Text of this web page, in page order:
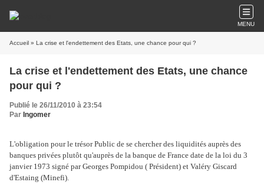
MENU
Accueil » La crise et l'endettement des Etats, une chance pour qui ?
La crise et l'endettement des Etats, une chance
pour qui ?
Publié le 26/11/2010 à 23:54
Par Ingomer
L'obligation pour le trésor Public de se chercher des liquidités auprès des
banques privées plutôt qu'auprès de la banque de France date de la loi du 3
janvier 1973 signé par Georges Pompidou ( Président) et Valéry Giscard
d'Estaing (Minefi).